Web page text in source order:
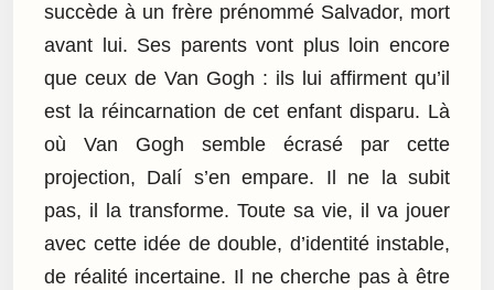
succède à un frère prénommé Salvador, mort
avant lui. Ses parents vont plus loin encore
que ceux de Van Gogh : ils lui affirment qu’il
est la réincarnation de cet enfant disparu. Là
où Van Gogh semble écrasé par cette
projection, Dalí s’en empare. Il ne la subit
pas, il la transforme. Toute sa vie, il va jouer
avec cette idée de double, d’identité instable,
de réalité incertaine. Il ne cherche pas à être